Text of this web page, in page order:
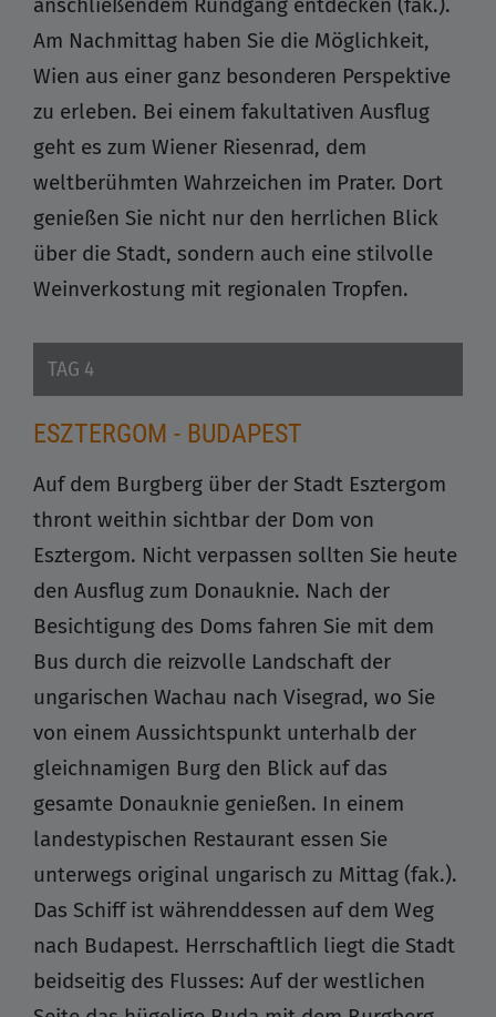
anschließendem Rundgang entdecken (fak.).
Am Nachmittag haben Sie die Möglichkeit,
Wien aus einer ganz besonderen Perspektive
zu erleben. Bei einem fakultativen Ausflug
geht es zum Wiener Riesenrad, dem
weltberühmten Wahrzeichen im Prater. Dort
genießen Sie nicht nur den herrlichen Blick
über die Stadt, sondern auch eine stilvolle
Weinverkostung mit regionalen Tropfen.
TAG 4
ESZTERGOM - BUDAPEST
Auf dem Burgberg über der Stadt Esztergom
thront weithin sichtbar der Dom von
Esztergom. Nicht verpassen sollten Sie heute
den Ausflug zum Donauknie. Nach der
Besichtigung des Doms fahren Sie mit dem
Bus durch die reizvolle Landschaft der
ungarischen Wachau nach Visegrad, wo Sie
von einem Aussichtspunkt unterhalb der
gleichnamigen Burg den Blick auf das
gesamte Donauknie genießen. In einem
landestypischen Restaurant essen Sie
unterwegs original ungarisch zu Mittag (fak.).
Das Schiff ist währenddessen auf dem Weg
nach Budapest. Herrschaftlich liegt die Stadt
beidseitig des Flusses: Auf der westlichen